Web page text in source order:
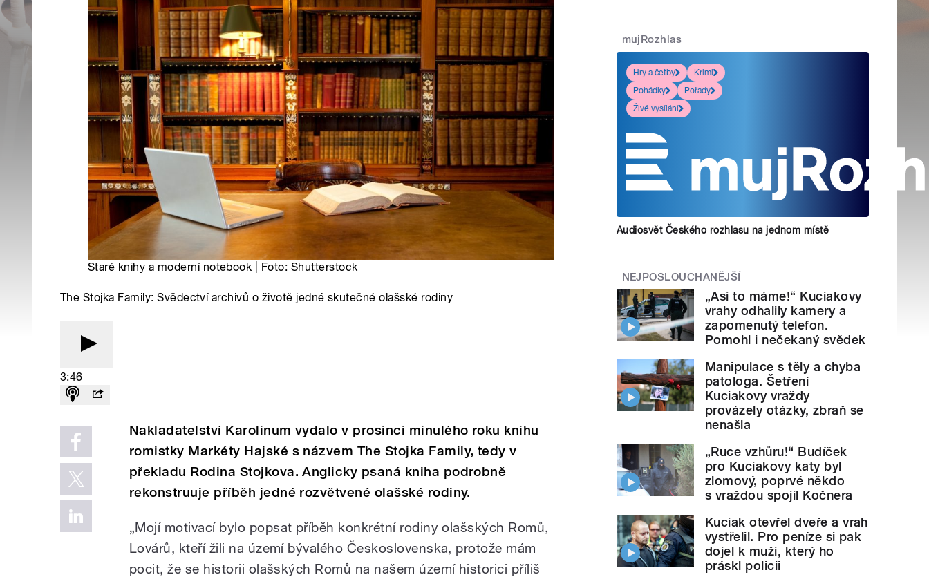
Staré knihy a moderní notebook | Foto: Shutterstock
The Stojka Family: Svědectví archivů o životě jedné skutečné olašské rodiny
3:46
Nakladatelství Karolinum vydalo v prosinci minulého roku knihu
romistky Markéty Hajské s názvem The Stojka Family, tedy v
překladu Rodina Stojkova. Anglicky psaná kniha podrobně
rekonstruuje příběh jedné rozvětvené olašské rodiny.
„Mojí motivací bylo popsat příběh konkrétní rodiny olašských Romů,
Lovárů, kteří žili na území bývalého Československa, protože mám
pocit, že se historii olašských Romů na našem území historici příliš
mujRozhlas
Hry a četby
Krimi
Pohádky
Pořady
Živé vysílání
Audiosvět Českého rozhlasu na jednom místě
NEJPOSLOUCHANĚJŠÍ
„Asi to máme!“ Kuciakovy
vrahy odhalily kamery a
zapomenutý telefon.
Pomohl i nečekaný svědek
Manipulace s těly a chyba
patologa. Šetření
Kuciakovy vraždy
provázely otázky, zbraň se
nenašla
„Ruce vzhůru!“ Budíček
pro Kuciakovy katy byl
zlomový, poprvé někdo
s vraždou spojil Kočnera
Kuciak otevřel dveře a vrah
vystřelil. Pro peníze si pak
dojel k muži, který ho
práskl policii